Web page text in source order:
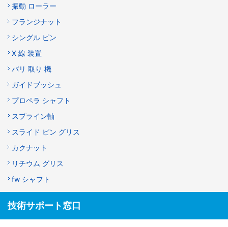
振動 ローラー
フランジナット
シングル ピン
X 線 装置
バリ 取り 機
ガイドブッシュ
プロペラ シャフト
スプライン軸
スライド ピン グリス
カクナット
リチウム グリス
fw シャフト
技術サポート窓口